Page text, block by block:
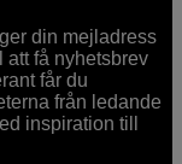
din mejladress
att få nyhetsbrev
får du
från ledande
inspiration till